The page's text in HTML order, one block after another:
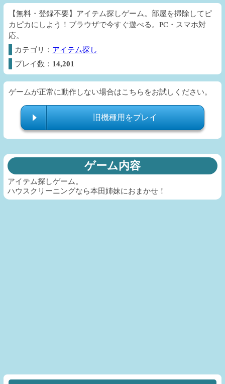
【無料・登録不要】アイテム探しゲーム。部屋を掃除してピ
カピカにしよう！ブラウザで今すぐ遊べる。PC・スマホ対
応。
カテゴリ： アイテム探し
プレイ数： 14,201
ゲームが正常に動作しない場合はこちらをお試しください。
旧機種用をプレイ
ゲーム内容
アイテム探しゲーム。
ハウスクリーニングなら本田姉妹におまかせ！